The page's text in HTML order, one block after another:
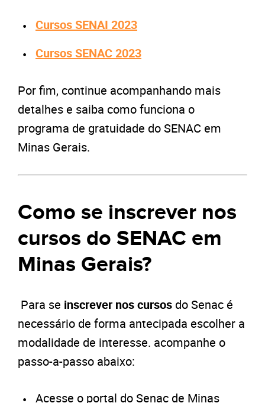
Cursos SENAI 2023
Cursos SENAC 2023
Por fim, continue acompanhando mais
detalhes e saiba como funciona o
programa de gratuidade do SENAC em
Minas Gerais.
Como se inscrever nos
cursos do SENAC em
Minas Gerais?
Para se inscrever nos cursos do Senac é
necessário de forma antecipada escolher a
modalidade de interesse. acompanhe o
passo-a-passo abaixo:
Acesse o portal do Senac de Minas